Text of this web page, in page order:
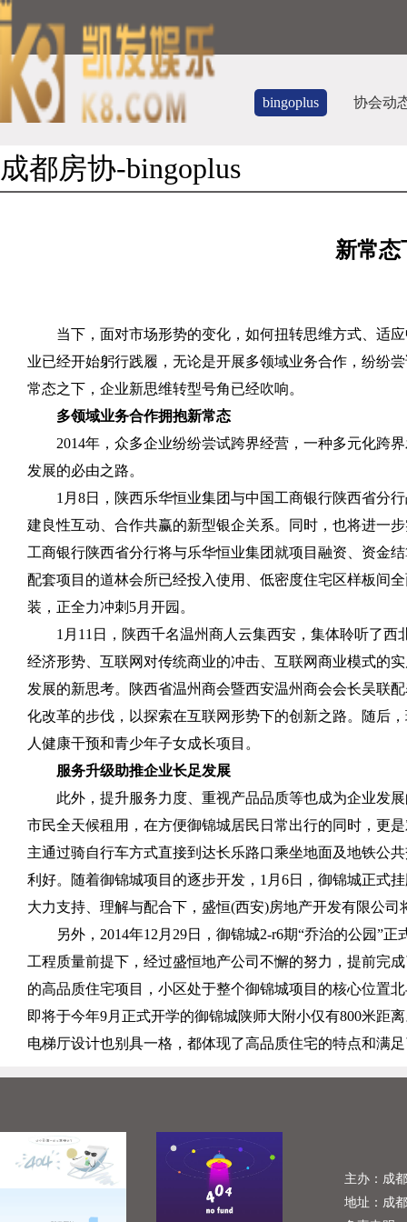
bingoplus 协会动
成都房协-bingoplus
新常态
当下，面对市场形势的变化，如何扭转思维方式、适
业已经开始躬行践履，无论是开展多领域业务合作，纷纷
常态之下，企业新思维转型号角已经吹响。
多领域业务合作拥抱新常态
2014年，众多企业纷纷尝试跨界经营，一种多元化跨
发展的必由之路。
1 月 8日，陕西乐华恒业集团与中国工商银行陕西省分
建良性互动、合作共赢的新型银企关系。同时，也将进一
工商银行陕西省分行将与乐华恒业集团就项目融资、资金
配套项目的道林会所已经投入使用、低密度住宅区样板间
装，正全力冲刺 5月开园。
1 月 11 日，陕西千名温州商人云集西安，集体聆听了
经济形势、互联网对传统商业的冲击、互联网商业模式的
发展的新思考。陕西省温州商会暨西安温州商会会长吴联
化改革的步伐，以探索在互联网形势下的创新之路。随后
人健康干预和青少年子女成长项目。
服务升级助推企业长足发展
此外，提升服务力度、重视产品品质等也成为企业发
市民全天候租用，在方便御锦城居民日常出行的同时，更
主通过骑自行车方式直接到达长乐路口乘坐地面及地铁公
利好。随着御锦城项目的逐步开发， 1 月 6日，御锦城正式
大力支持、理解与配合下，盛恒(西安)房地产开发有限公司
另外， 2014年12 月 29日，御锦城2-r6期“乔治的公园”正
工程质量前提下，经过盛恒地产公司不懈的努力，提前完
的高品质住宅项目，小区处于整个御锦城项目的核心位置
即将于今年9月正式开学的御锦城陕师大附小仅有800米距
电梯厅设计也别具一格，都体现了高品质住宅的特点和满
主办：成
地址：成